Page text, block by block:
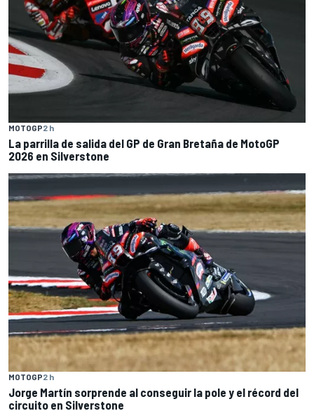
MOTOGP2 h
La parrilla de salida del GP de Gran Bretaña de MotoGP
2026 en Silverstone
MOTOGP2 h
Jorge Martín sorprende al conseguir la pole y el récord del
circuito en Silverstone